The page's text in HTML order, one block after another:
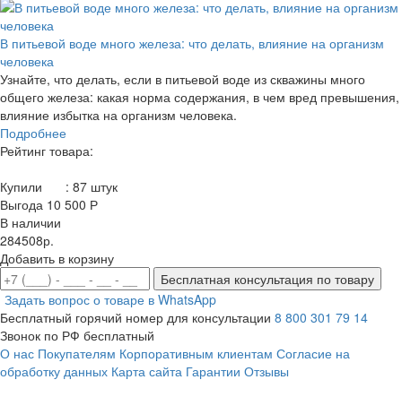
В питьевой воде много железа: что делать, влияние на организм
человека
Узнайте, что делать, если в питьевой воде из скважины много
общего железа: какая норма содержания, в чем вред превышения,
влияние избытка на организм человека.
Подробнее
Рейтинг товара:
Купили
: 87 штук
Выгода 10 500 Р
В наличии
284508р.
Добавить в корзину
Бесплатная консультация по товару
Задать вопрос о товаре в WhatsApp
Бесплатный горячий номер для консультации 8 800 301 79 14
Звонок по РФ бесплатный
О нас Покупателям Корпоративным клиентам Согласие на
обработку данных Карта сайта Гарантии Отзывы